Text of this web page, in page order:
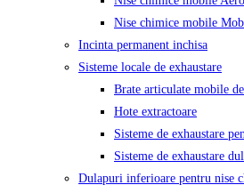
Nise chimice mobile
Incinta permanent inchisa
Sisteme locale de exhaustare
Brate articulate mobile
Hote extractoare
Sisteme de exhaustare
Sisteme de exhaustare
Dulapuri inferioare pentru nise